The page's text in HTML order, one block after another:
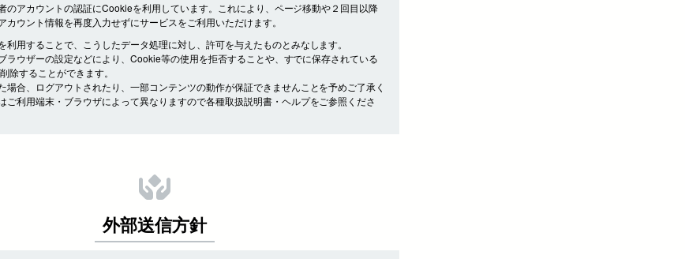
のアカウントの認証にCookieを利用しています。これにより、ページ移動や２回目以降
カウント情報を再度入力せずにサービスをご利用いただけます。
利用することで、こうしたデータ処理に対し、許可を与えたものとみなします。
ラウザーの設定などにより、Cookie等の使用を拒否することや、すでに保存されている
除することができます。
場合、ログアウトされたり、一部コンテンツの動作が保証できませんことを予めご了承く
ご利用端末・ブラウザによって異なりますので各種取扱説明書・ヘルプをご参照くださ
外部送信方針